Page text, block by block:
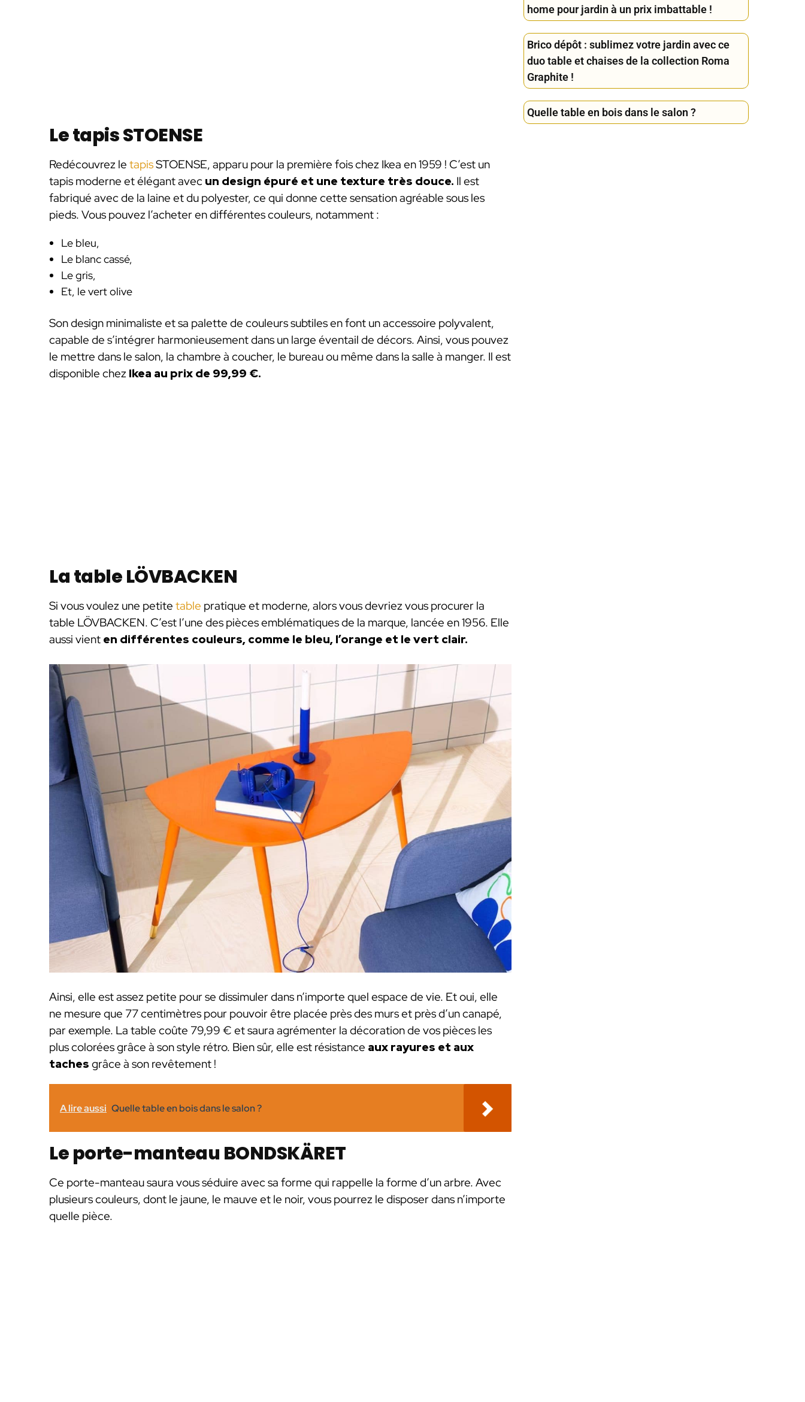
Le tapis STOENSE
Redécouvrez le tapisSTOENSE, apparu pour la première fois chez Ikea en 1959 ! C’est un
tapis moderne et élégant avec un design épuré et une texture très douce. Il est
fabriqué avec de la laine et du polyester, ce qui donne cette sensation agréable sous les
pieds. Vous pouvez l’acheter en différentes couleurs, notamment :
Le bleu,
Le blanc cassé,
Le gris,
Et, le vert olive
Son design minimaliste et sa palette de couleurs subtiles en font un accessoire polyvalent,
capable de s’intégrer harmonieusement dans un large éventail de décors. Ainsi, vous pouvez
le mettre dans le salon, la chambre à coucher, le bureau ou même dans la salle à manger. Il est
disponible chez Ikea au prix de 99,99 €.
La table LÖVBACKEN
Si vous voulez une petite table pratique et moderne, alors vous devriez vous procurer la
table LÖVBACKEN. C’est l’une des pièces emblématiques de la marque, lancée en 1956. Elle
aussi vient en différentes couleurs, comme le bleu, l’orange et le vert clair.
Ainsi, elle est assez petite pour se dissimuler dans n’importe quel espace de vie. Et oui, elle
ne mesure que 77 centimètres pour pouvoir être placée près des murs et près d’un canapé,
par exemple. La table coûte 79,99 € et saura agrémenter la décoration de vos pièces les
plus colorées grâce à son style rétro. Bien sûr, elle est résistance aux rayures et aux
taches grâce à son revêtement !
A lire aussi Quelle table en bois dans le salon ?
Le porte-manteau BONDSKÄRET
Ce porte-manteau saura vous séduire avec sa forme qui rappelle la forme d’un arbre. Avec
plusieurs couleurs, dont le jaune, le mauve et le noir, vous pourrez le disposer dans n’importe
quelle pièce.
home pour jardin à un prix imbattable !
Brico dépôt : sublimez votre jardin avec ce
duo table et chaises de la collection Roma
Graphite !
Quelle table en bois dans le salon ?